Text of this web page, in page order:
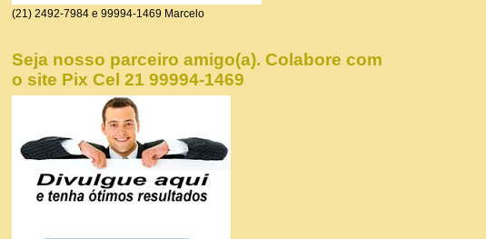
(21) 2492-7984 e 99994-1469 Marcelo
Seja nosso parceiro amigo(a). Colabore com
o site Pix Cel 21 99994-1469